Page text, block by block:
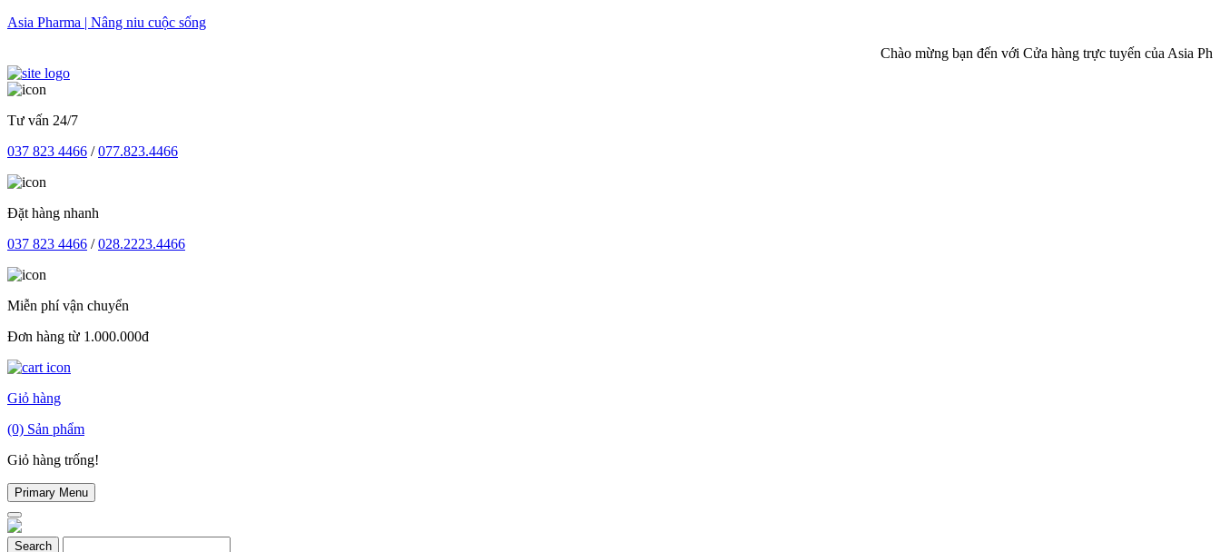
Skip
Asia Pharma | Nâng niu cuộc sống
Chào mừng bạn đến với Cửa hàng trực tuyến của Asia Pharma
Tư vấn 24/7
037 823 4466 /077.823.4466
Đặt hàng nhanh
037 823 4466 /028.2223.4466
Miễn phí vận chuyển
Đơn hàng từ 1.000.000đ
Giỏ hàng
(0) Sản phẩm
Giỏ hàng trống!
Primary Menu